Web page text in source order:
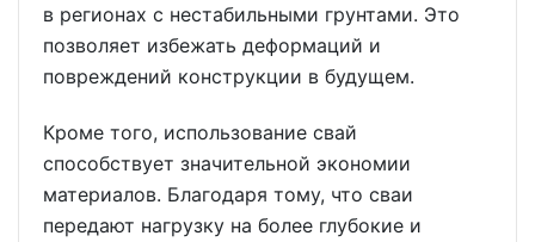
в регионах с нестабильными грунтами. Это
позволяет избежать деформаций и
повреждений конструкции в будущем.
Кроме того, использование свай
способствует значительной экономии
материалов. Благодаря тому, что сваи
передают нагрузку на более глубокие и